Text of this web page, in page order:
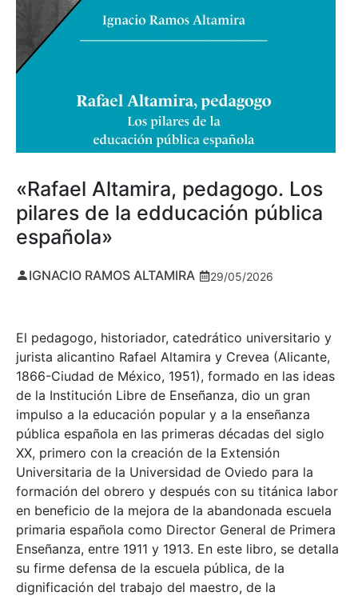
«Rafael Altamira, pedagogo. Los
pilares de la edducación pública
española»
IGNACIO RAMOS ALTAMIRA 29/05/2026
El pedagogo, historiador, catedrático universitario y
jurista alicantino Rafael Altamira y Crevea (Alicante,
1866-Ciudad de México, 1951), formado en las ideas
de la Institución Libre de Enseñanza, dio un gran
impulso a la educación popular y a la enseñanza
pública española en las primeras décadas del siglo
XX, primero con la creación de la Extensión
Universitaria de la Universidad de Oviedo para la
formación del obrero y después con su titánica labor
en beneficio de la mejora de la abandonada escuela
primaria española como Director General de Primera
Enseñanza, entre 1911 y 1913. En este libro, se detalla
su firme defensa de la escuela pública, de la
dignificación del trabajo del maestro, de la